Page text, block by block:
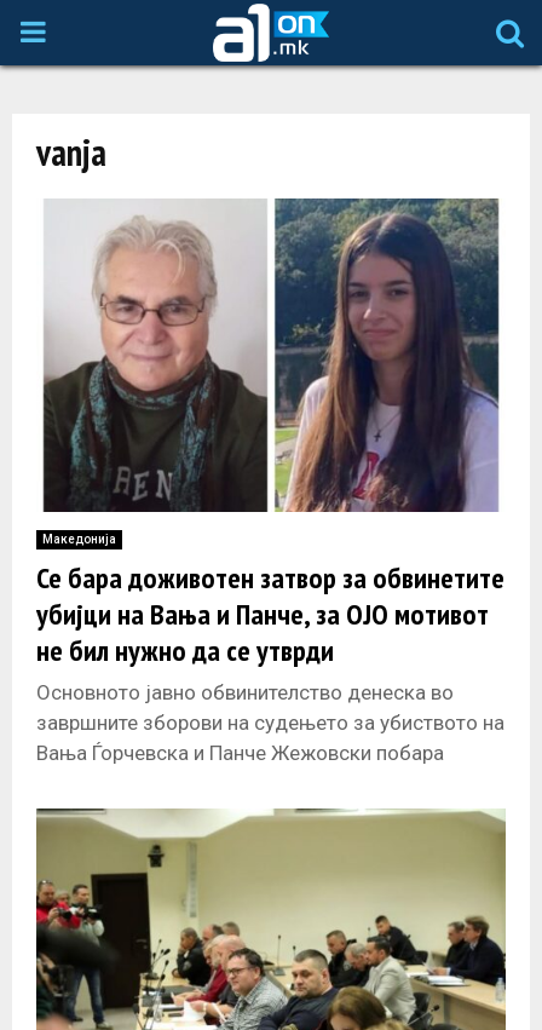
P
E
N
U
vanja
Македонија
Се бара доживотен затвор за обвинетите
убијци на Вања и Панче, за ОЈО мотивот
не бил нужно да се утврди
Основното јавно обвинителство денеска во
завршните зборови на судењето за убиството на
Вања Ѓорчевска и Панче Жежовски побара
четворицата обвинети